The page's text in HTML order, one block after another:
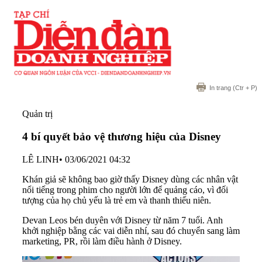
In trang (Ctr + P)
Quản trị
4 bí quyết bảo vệ thương hiệu của Disney
LÊ LINH• 03/06/2021 04:32
Khán giả sẽ không bao giờ thấy Disney dùng các nhân vật
nổi tiếng trong phim cho người lớn để quảng cáo, vì đối
tượng của họ chủ yếu là trẻ em và thanh thiếu niên.
Devan Leos bén duyên với Disney từ năm 7 tuổi. Anh
khởi nghiệp bằng các vai diễn nhí, sau đó chuyển sang làm
marketing, PR, rồi làm điều hành ở Disney.